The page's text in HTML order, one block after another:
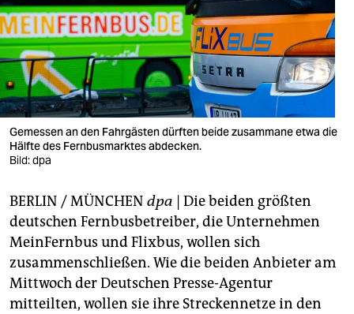
berlin
nord
wahrheit
verlag
verlag
shop
fragen & hilfe
unterstützen
abo
Gemessen an den Fahrgästen dürften beide zusammane etwa die
Hälfte des Fernbusmarktes abdecken.
Bild: dpa
BERLIN / MÜNCHEN dpa | Die beiden größten
deutschen Fernbusbetreiber, die Unternehmen
MeinFernbus und Flixbus, wollen sich
zusammenschließen. Wie die beiden Anbieter am
Mittwoch der Deutschen Presse-Agentur
mitteilten, wollen sie ihre Streckennetze in den